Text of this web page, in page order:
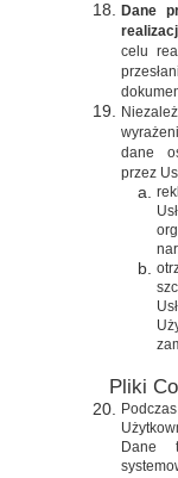
Dane
celu
dane
przez
Pliki
Dane